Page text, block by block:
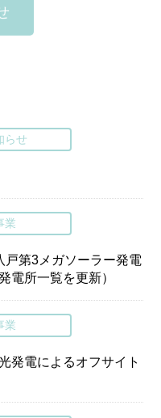
らせ
業
戸第3メガソーラー発電
電所一覧を更新）
業
発電によるオフサイト